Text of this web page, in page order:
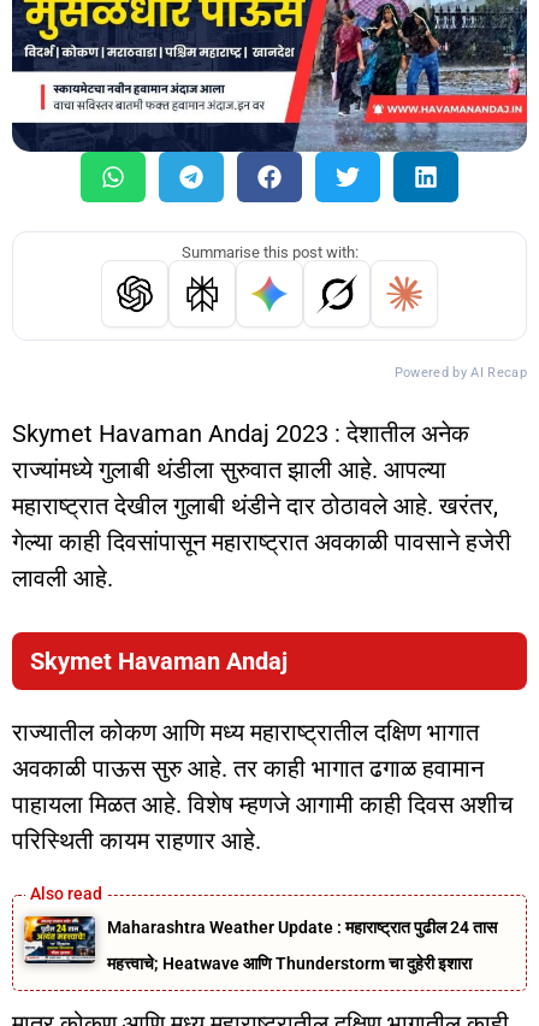
Summarise this post with:
Powered by AI Recap
Skymet Havaman Andaj 2023 : देशातील अनेक
राज्यांमध्ये गुलाबी थंडीला सुरुवात झाली आहे. आपल्या
महाराष्ट्रात देखील गुलाबी थंडीने दार ठोठावले आहे. खरंतर,
गेल्या काही दिवसांपासून महाराष्ट्रात अवकाळी पावसाने हजेरी
लावली आहे.
Skymet Havaman Andaj
राज्यातील कोकण आणि मध्य महाराष्ट्रातील दक्षिण भागात
अवकाळी पाऊस सुरु आहे. तर काही भागात ढगाळ हवामान
पाहायला मिळत आहे. विशेष म्हणजे आगामी काही दिवस अशीच
परिस्थिती कायम राहणार आहे.
Maharashtra Weather Update : महाराष्ट्रात पुढील 24 तास
महत्त्वाचे; Heatwave आणि Thunderstorm चा दुहेरी इशारा